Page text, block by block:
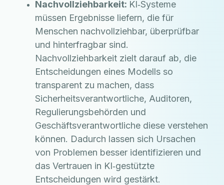
Nachvollziehbarkeit: KI‑Systeme
müssen Ergebnisse liefern, die für
Menschen nachvollziehbar, überprüfbar
und hinterfragbar sind.
Nachvollziehbarkeit zielt darauf ab, die
Entscheidungen eines Modells so
transparent zu machen, dass
Sicherheitsverantwortliche, Auditoren,
Regulierungsbehörden und
Geschäftsverantwortliche diese verstehen
können. Dadurch lassen sich Ursachen
von Problemen besser identifizieren und
das Vertrauen in KI‑gestützte
Entscheidungen wird gestärkt.